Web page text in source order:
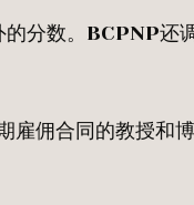
分数。BCPNP还
雇佣合同的教授和